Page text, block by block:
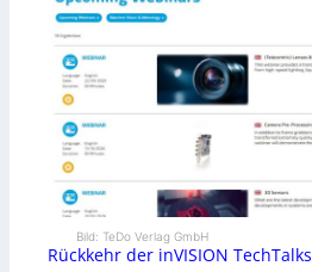
Bild: TeDo Verlag GmbH
Rückkehr der inVISION TechTalks